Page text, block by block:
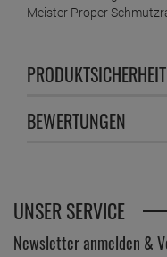
Meister Proper
PRODUKTSICHERHEIT
BEWERTUNGEN
UNSER SERVICE
Newsletter anmelden &